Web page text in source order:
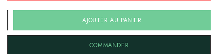
AJOUTER AU PANIER
COMMANDER